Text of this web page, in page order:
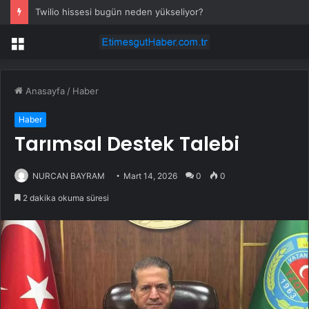
Twilio hissesi bugün neden yükseliyor?
Menü
Anasayfa / Haber
Haber
Tarımsal Destek Talebi
NURCAN BAYRAM Mart 14, 2026 0 0
2 dakika okuma süresi